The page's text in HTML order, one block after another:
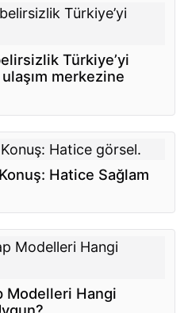
Türkiye’yi
merkezine
Hatice Sağlam
Modelleri Hangi